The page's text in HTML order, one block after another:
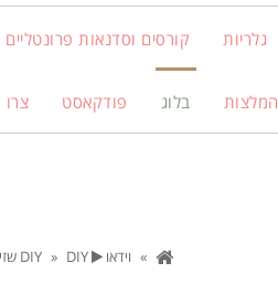
גלריות קורסים וסדנאות פרונטליים
המלצות בלוג פודקאסט
» וידאו DIY
» DIY שזירת פרחים – סרטון הדרכה צעד אחר צעד כיצד לשזור סידור פרחים טבעי, המכבד את כל מה שהאדמה נותנת לנו